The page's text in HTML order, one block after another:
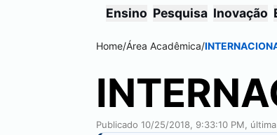
Ensino Pesquisa Inovação
Home/Área Acadêmica/
Publicado 10/25/2018, 9:33:10 PM,